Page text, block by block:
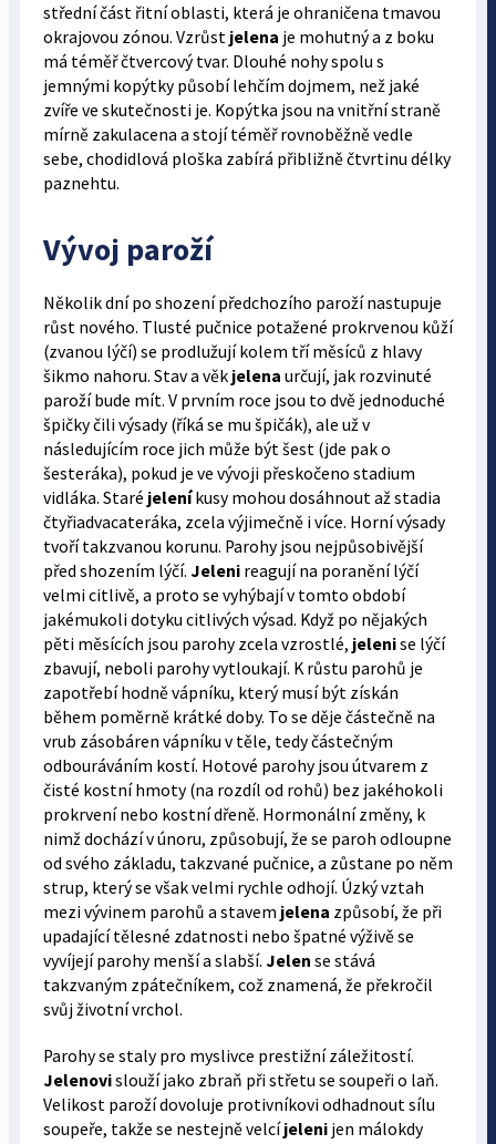
střední část řitní oblasti, která je ohraničena tmavou
okrajovou zónou. Vzrůst jelena je mohutný a z boku
má téměř čtvercový tvar. Dlouhé nohy spolu s
jemnými kopýtky působí lehčím dojmem, než jaké
zvíře ve skutečnosti je. Kopýtka jsou na vnitřní straně
mírně zakulacena a stojí téměř rovnoběžně vedle
sebe, chodidlová ploška zabírá přibližně čtvrtinu délky
paznehtu.
Vývoj paroží
Několik dní po shození předchozího paroží nastupuje
růst nového. Tlusté pučnice potažené prokrvenou kůží
(zvanou lýčí) se prodlužují kolem tří měsíců z hlavy
šikmo nahoru. Stav a věk jelena určují, jak rozvinuté
paroží bude mít. V prvním roce jsou to dvě jednoduché
špičky čili výsady (říká se mu špičák), ale už v
následujícím roce jich může být šest (jde pak o
šesteráka), pokud je ve vývoji přeskočeno stadium
vidláka. Staré jeleníkusy mohou dosáhnout až stadia
čtyřiadvacateráka, zcela výjimečně i více. Horní výsady
tvoří takzvanou korunu. Parohy jsou nejpůsobivější
před shozením lýčí. Jelenireagují na poranění lýčí
velmi citlivě, a proto se vyhýbají v tomto období
jakémukoli dotyku citlivých výsad. Když po nějakých
pěti měsících jsou parohy zcela vzrostlé, jelenise lýčí
zbavují, neboli parohy vytloukají. K růstu parohů je
zapotřebí hodně vápníku, který musí být získán
během poměrně krátké doby. To se děje částečně na
vrub zásobáren vápníku v těle, tedy částečným
odbouráváním kostí. Hotové parohy jsou útvarem z
čisté kostní hmoty (na rozdíl od rohů) bez jakéhokoli
prokrvení nebo kostní dřeně. Hormonální změny, k
nimž dochází v únoru, způsobují, že se paroh odloupne
od svého základu, takzvané pučnice, a zůstane po něm
strup, který se však velmi rychle odhojí. Úzký vztah
mezi vývinem parohů a stavem jelena způsobí, že při
upadající tělesné zdatnosti nebo špatné výživě se
vyvíjejí parohy menší a slabší. Jelen se stává
takzvaným zpátečníkem, což znamená, že překročil
svůj životní vrchol.
Parohy se staly pro myslivce prestižní záležitostí.
Jelenovislouží jako zbraň při střetu se soupeři o laň.
Velikost paroží dovoluje protivníkovi odhadnout sílu
soupeře, takže se nestejně velcíjelenijen málokdy